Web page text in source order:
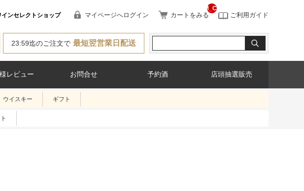
ンセレクトショップ マイページへログイン カートをみる
__ITM_CNT__
ご利用ガイド
23:59迄のご注文で 最短翌営業日配送
レビュー お問合せ 予約酒 店頭抽選販売
ウイスキー ギフト